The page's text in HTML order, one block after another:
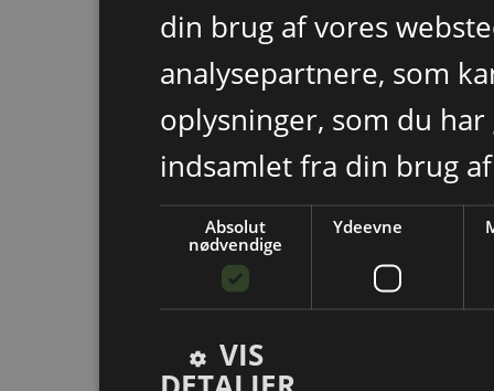
din brug af vores
analysepartnere, som
oplysninger, som du
indsamlet fra din brug
Absolut
nødvendige
Ydeevne
VIS